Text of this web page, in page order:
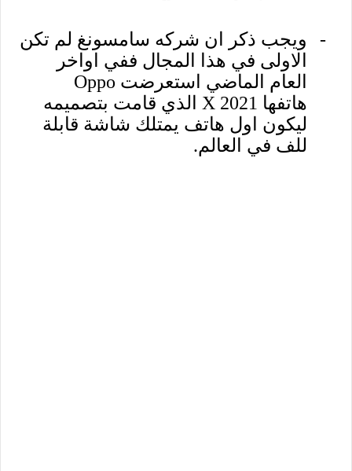
-
ويجب ذكر ان شركه سامسونغ لم تكن
الاولى في هذا المجال ففي اواخر
العام الماضي استعرضت Oppo
هاتفها X 2021 الذي قامت بتصميمه
ليكون اول هاتف يمتلك شاشة قابلة
للف في العالم.